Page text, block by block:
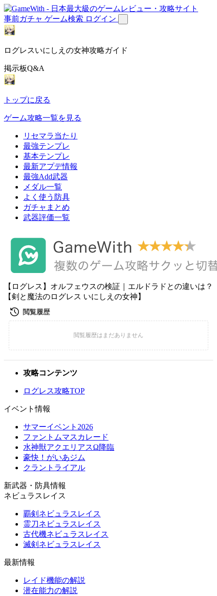
事前ガチャ ゲーム検索 ログイン
ログレスいにしえの女神攻略ガイド
掲示板Q&A
トップに戻る
ゲーム攻略一覧を見る
リセマラ当たり
最強テンプレ
基本テンプレ
最新アプデ情報
最強Add武器
メダル一覧
よく使う防具
ガチャまとめ
武器評価一覧
【ログレス】オルフェウスの検証｜エルドラドとの違いは？
【剣と魔法のログレス いにしえの女神】
攻略コンテンツ
ログレス攻略TOP
イベント情報
サマーイベント2026
ファントムマスカレード
水神獣アクエリアスΩ降臨
豪快！がいあジム
クラントライアル
新武器・防具情報
ネビュラスレイス
覇剣ネビュラスレイス
霊刀ネビュラスレイス
古代機ネビュラスレイス
滅剣ネビュラスレイス
最新情報
レイド機能の解説
潜在能力の解説